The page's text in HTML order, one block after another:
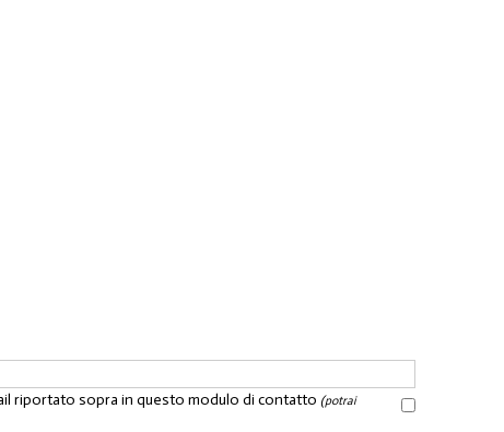
riportato sopra in questo modulo di contatto (potrai